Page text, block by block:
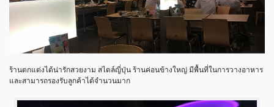
ร้านตกแต่งได้น่ารักสวยงาม สไตล์ญี่ปุ่น ร้านค่อนข้างใหญ่ มีพื้นที่ในการวางอาหาร
และสามารถรองรับลูกค้าได้จำนวนมาก